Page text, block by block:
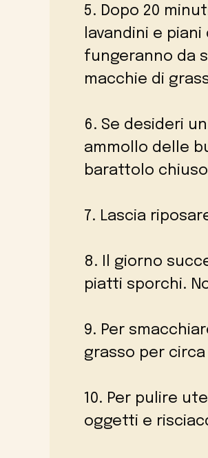
5. Dopo 20
lavandini e
fungeranno da
macchie di
6. Se desideri
ammollo delle
barattolo
7. Lascia
8. Il giorno
piatti sporchi.
9. Per
grasso per
10. Per pulire
oggetti e